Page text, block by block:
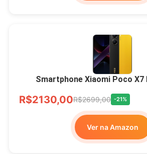
Smartphone Xiaomi Poco X7
R$2130,00R$2699,00 -21%
Ver na Amazon